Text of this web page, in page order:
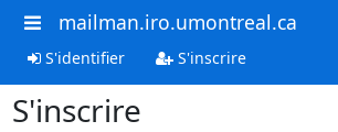
mailman.iro.umontreal.ca
S'identifier S'inscrire
S'inscrire